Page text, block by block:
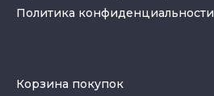
Политика конфиденциальности
Корзина покупок